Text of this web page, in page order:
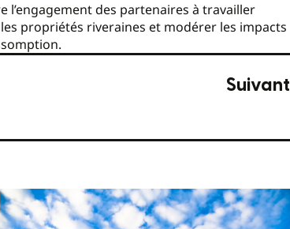
l’engagement des partenaires à travailler
propriétés riveraines et modérer les impacts
Suivant